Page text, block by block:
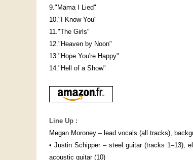
9."Mama I Lied"
10."I Know You"
11."The Girls"
12."Heaven by Noon"
13."Hope You're Happy"
14."Hell of a Show"
Line Up :
Megan Moroney – lead vocals (all tracks),
• Justin Schipper – steel guitar (tracks 1–13),
acoustic guitar (10)